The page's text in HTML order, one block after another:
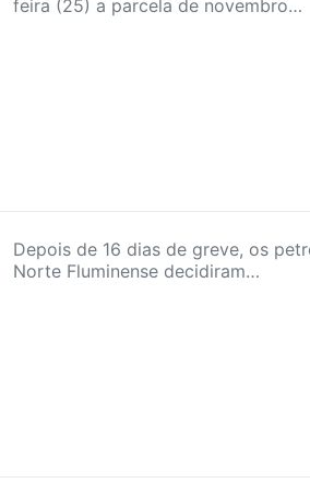
feira (25) a parcela de novembro…
Depois de 16 dias de greve, os
Norte Fluminense decidiram…